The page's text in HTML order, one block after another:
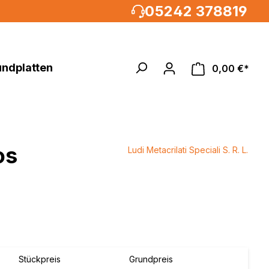
05242 378819
0,00 €*
Ludi Metacrilati Speciali S. R. L.
Stückpreis Grundpreis